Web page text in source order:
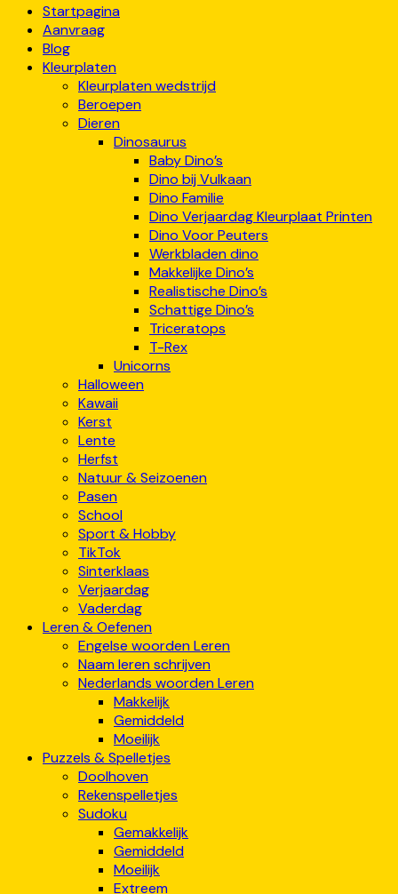
Startpagina
Aanvraag
Blog
Kleurplaten
Kleurplaten wedstrijd
Beroepen
Dieren
Dinosaurus
Baby Dino’s
Dino bij Vulkaan
Dino Familie
Dino Verjaardag Kleurplaat Printen
Dino Voor Peuters
Werkbladen dino
Makkelijke Dino’s
Realistische Dino’s
Schattige Dino’s
Triceratops
T-Rex
Unicorns
Halloween
Kawaii
Kerst
Lente
Herfst
Natuur & Seizoenen
Pasen
School
Sport & Hobby
TikTok
Sinterklaas
Verjaardag
Vaderdag
Leren & Oefenen
Engelse woorden Leren
Naam leren schrijven
Nederlands woorden Leren
Makkelijk
Gemiddeld
Moeilijk
Puzzels & Spelletjes
Doolhoven
Rekenspelletjes
Sudoku
Gemakkelijk
Gemiddeld
Moeilijk
Extreem